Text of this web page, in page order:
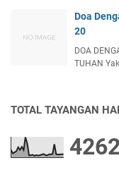
Doa
20
DOA
TUHAN
TOTAL TAYANGAN
426